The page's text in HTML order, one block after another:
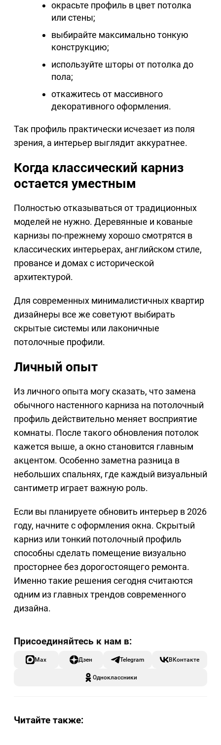
окрасьте профиль в цвет потолка
или стены;
выбирайте максимально тонкую
конструкцию;
используйте шторы от потолка до
пола;
откажитесь от массивного
декоративного оформления.
Так профиль практически исчезает из поля
зрения, а интерьер выглядит аккуратнее.
Когда классический карниз
остается уместным
Полностью отказываться от традиционных
моделей не нужно. Деревянные и кованые
карнизы по-прежнему хорошо смотрятся в
классических интерьерах, английском стиле,
провансе и домах с исторической
архитектурой.
Для современных минималистичных квартир
дизайнеры все же советуют выбирать
скрытые системы или лаконичные
потолочные профили.
Личный опыт
Из личного опыта могу сказать, что замена
обычного настенного карниза на потолочный
профиль действительно меняет восприятие
комнаты. После такого обновления потолок
кажется выше, а окно становится главным
акцентом. Особенно заметна разница в
небольших спальнях, где каждый визуальный
сантиметр играет важную роль.
Если вы планируете обновить интерьер в 2026
году, начните с оформления окна. Скрытый
карниз или тонкий потолочный профиль
способны сделать помещение визуально
просторнее без дорогостоящего ремонта.
Именно такие решения сегодня считаются
одним из главных трендов современного
дизайна.
Max Дзен Telegram ВКонтакте
Одноклассники
Читайте также: